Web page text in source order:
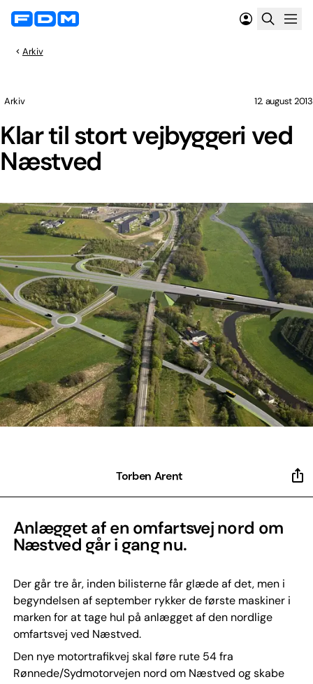
Arkiv
Klar til stort vejbyggeri ved
Næstved
Arkiv 12. august 2013
Torben Arent
Anlægget af en omfartsvej nord om
Næstved går i gang nu.
Der går tre år, inden bilisterne får glæde af det, men i
begyndelsen af september rykker de første maskiner i
marken for at tage hul på anlægget af den nordlige
omfartsvej ved Næstved.
Den nye motortrafikvej skal føre rute 54 fra
Rønnede/Sydmotorvejen nord om Næstved og skabe